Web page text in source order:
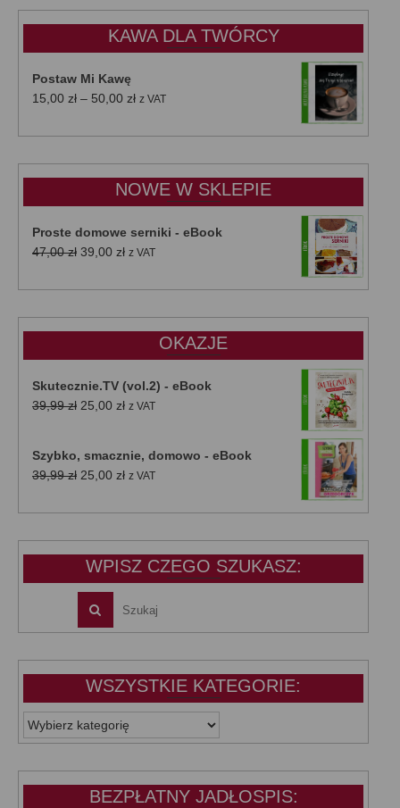
KAWA DLA TWÓRCY
Postaw Mi Kawę
15,00 zł – 50,00 złZakres
od
do
50,00 zł
z VAT
NOWE W SKLEPIE
Proste domowe serniki - eBook
47,00zł Pierwotna
wynosiła:
39,00 złAktualna
wynosi:
z VAT
OKAZJE
Skutecznie.TV (vol.2) - eBook
39,99zł Pierwotna
39,99 zł.
25,00 złAktualna
25,00 zł.
z VAT
Szybko, smacznie, domowo - eBook
39,99zł Pierwotna
wynosiła:
25,00 złAktualna
wynosi:
z VAT
WPISZ CZEGO SZUKASZ:
WSZYSTKIE KATEGORIE:
WSZYSTKIE
KATEGORIE:
BEZPŁATNY JADŁOSPIS: